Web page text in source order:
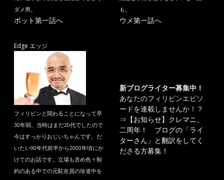
ダメ男。
ポット第一話へ
も。
ウメ第一話へ
Edge エッジ
フィリピンと関わることになって早
30年弱、当時はまだ20代でしたので
今はすっかりおじいちゃんです。だ
いたい90年代前半から2000年頃にか
けてのお話です。立場も含め色々制
約のある中での元駐在員の珍道中を
新ブログライター募集中！
あなたのフィリピンエピソ
ードを連載しませんか！？
⇒ 【お知らせ】クレマニ、
二周年！ ブログの「ライ
ターさん」と翻訳をしてく
ださる方募集！